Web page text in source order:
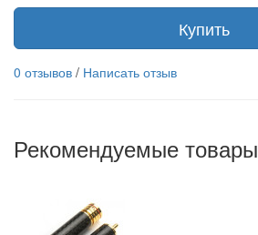
Купить
0 отзывов / Написать отзыв
Рекомендуемые товары